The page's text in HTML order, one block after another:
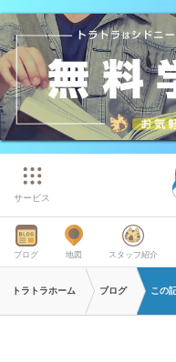
サービス
ブログ 地図 スタッフ紹介
トラトラホーム ブログ この